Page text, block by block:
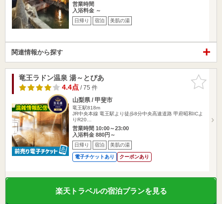
営業時間
入浴料金 ～
日帰り 宿泊 美肌の湯
関連情報から探す
お気に入
りに追加
竜王ラドン温泉 湯～とぴあ
4.4点/ 75 件
山梨県 / 甲斐市
竜王駅818m
JR中央本線 竜王駅より徒歩8分中央高速道路 甲府昭和ICよ
りR20…
営業時間 10:00～23:00
入浴料金 880円～
日帰り 宿泊 美肌の湯
電子チケットあり クーポンあり
楽天トラベルの宿泊プランを見る